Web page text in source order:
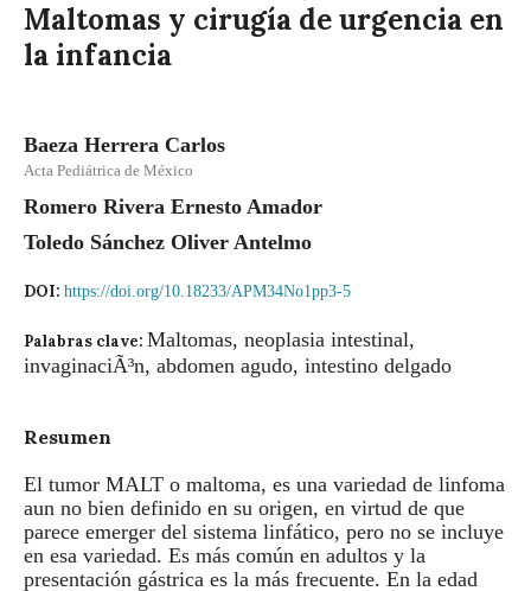
Maltomas y cirugía de urgencia en
la infancia
Baeza Herrera Carlos
Acta Pediátrica de México
Romero Rivera Ernesto Amador
Toledo Sánchez Oliver Antelmo
DOI: https://doi.org/10.18233/APM34No1pp3-5
Palabras clave: Maltomas, neoplasia intestinal,
invaginaciÃ³n, abdomen agudo, intestino delgado
Resumen
El tumor MALT o maltoma, es una variedad de linfoma
aun no bien definido en su origen, en virtud de que
parece emerger del sistema linfático, pero no se incluye
en esa variedad. Es más común en adultos y la
presentación gástrica es la más frecuente. En la edad